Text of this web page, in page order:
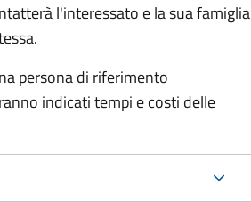
l'interessato e la sua famiglia
persona di riferimento
indicati tempi e costi delle